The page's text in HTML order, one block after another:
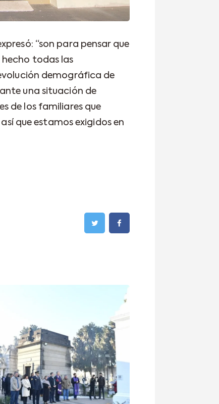
“son para pensar que
hecho todas las
demográfica de
una situación de
de los familiares que
que estamos exigidos en